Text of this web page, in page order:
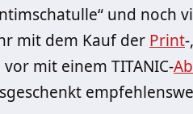
und noch
mit dem Kauf der Print-,
mit einem TITANIC-